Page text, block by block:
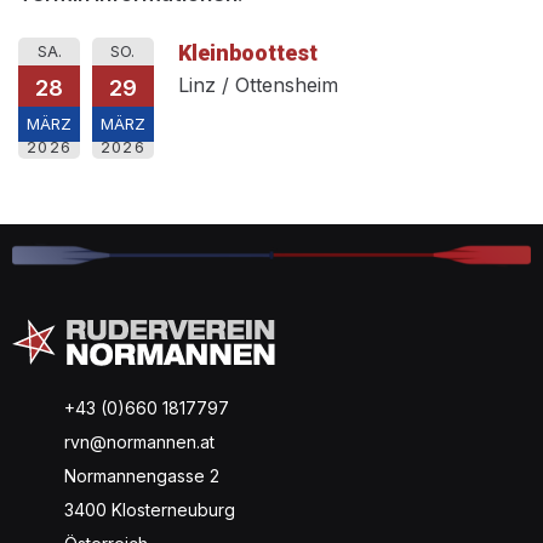
SA.
28
MÄRZ
2026
SO.
29
MÄRZ
2026
Kleinboottest
Linz / Ottensheim
+43 (0)660 1817797
rvn@normannen.at
Normannengasse 2
3400 Klosterneuburg